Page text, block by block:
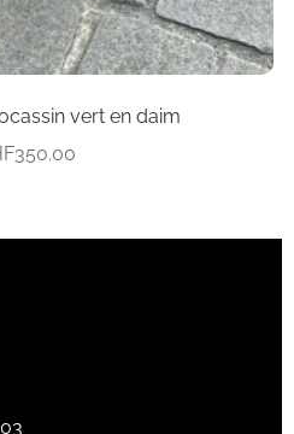
vert en daim
350.00